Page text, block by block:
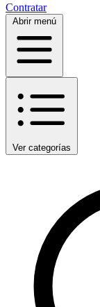
Contratar
Abrir menú
Ver categorías